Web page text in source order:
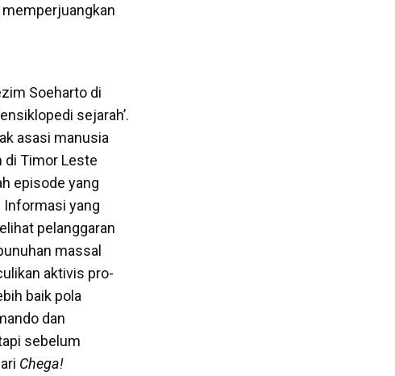
Soeharto di
sejarah’.
asasi manusia
di Timor Leste
episode yang
Informasi yang
pelanggaran
massal
aktivis pro-
baik pola
dan
sebelum
Chega!